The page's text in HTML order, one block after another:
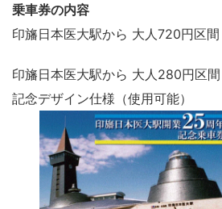
乗車券の内容
印旛日本医大駅から 大人720円区間
印旛日本医大駅から 大人280円区間
記念デザイン仕様（使用可能）